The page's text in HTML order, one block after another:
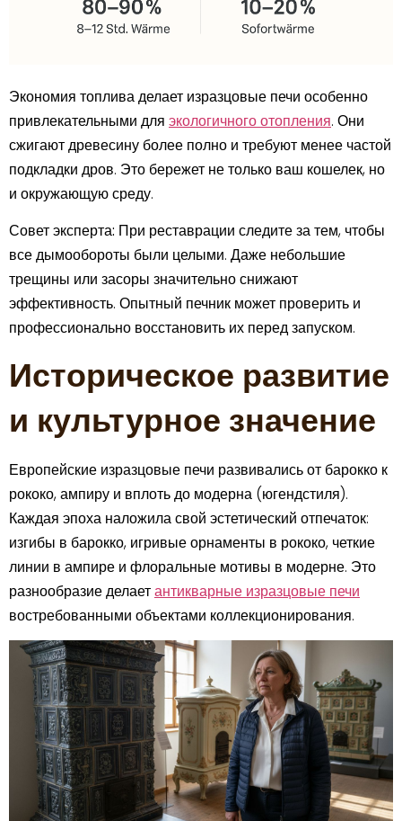
Экономия топлива делает изразцовые печи особенно
привлекательными для экологичного отопления. Они
сжигают древесину более полно и требуют менее частой
подкладки дров. Это бережет не только ваш кошелек, но
и окружающую среду.
Совет эксперта: При реставрации следите за тем, чтобы
все дымообороты были целыми. Даже небольшие
трещины или засоры значительно снижают
эффективность. Опытный печник может проверить и
профессионально восстановить их перед запуском.
Историческое развитие
и культурное значение
Европейские изразцовые печи развивались от барокко к
рококо, ампиру и вплоть до модерна (югендстиля).
Каждая эпоха наложила свой эстетический отпечаток:
изгибы в барокко, игривые орнаменты в рококо, четкие
линии в ампире и флоральные мотивы в модерне. Это
разнообразие делаетантикварные изразцовые печи
востребованными объектами коллекционирования.